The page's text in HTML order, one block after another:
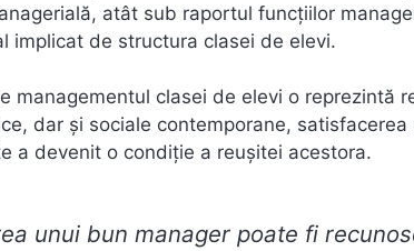
atât sub raportul funcţiilor
implicat de structura clasei de elevi.
managementul clasei de elevi o reprezintă
dar şi sociale contemporane,
a devenit o condiţie a reuşitei acestora.
unui bun manager poate fi